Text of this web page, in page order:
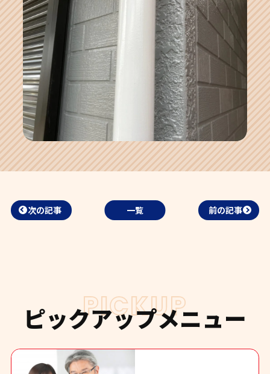
次の記事 一覧 前の記事
PICKUP
ピックアップメニュー